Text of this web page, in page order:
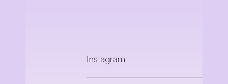
Instagram